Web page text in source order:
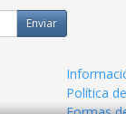
Enviar
Política